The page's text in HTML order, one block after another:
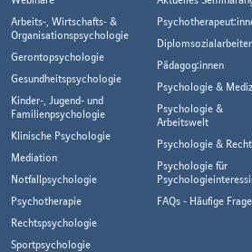
Arbeits-, Wirtschafts- &
Organisationspsychologie
Gerontopsychologie
Gesundheitspsychologie
Kinder-, Jugend- und
Familienpsychologie
Klinische Psychologie
Mediation
Notfallpsychologie
Psychotherapie
Rechtspsychologie
Sportpsychologie
Pädagog:innen
Psychologie &
Psychologie &
Arbeitswelt
Psychologie & Recht
Psychologie für
FAQs - Häufige